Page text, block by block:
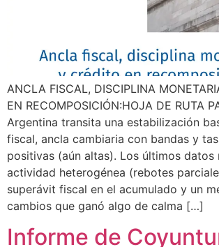
ANCLA FISCAL, DISCIPLINA
EN RECOMPOSICIÓN:HOJA DE RUTA
Argentina transita una estabilización
fiscal, ancla cambiaria con bandas y
positivas (aún altas). Los últimos datos
actividad heterogénea (rebotes
superávit fiscal en el acumulado y un
cambios que ganó algo de calma […]
Informe de